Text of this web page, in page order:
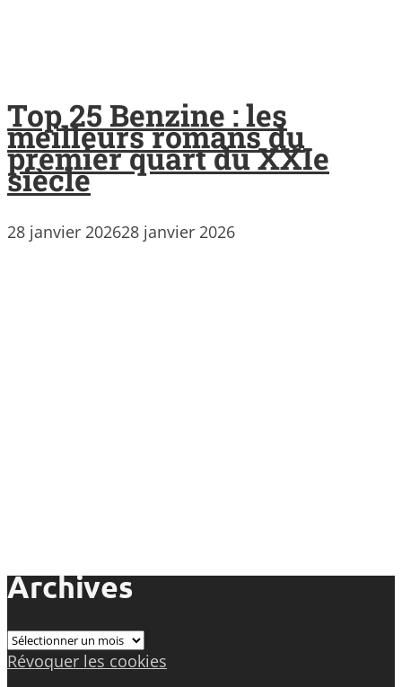
Top 25 Benzine : les
meilleurs romans du
premier quart du XXIe
siècle
28 janvier 202628 janvier 2026
Archives
Archives
Révoquer les cookies